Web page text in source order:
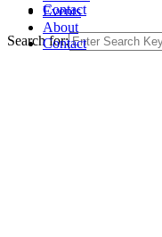
Events
About
Contact
Contact
Search for: